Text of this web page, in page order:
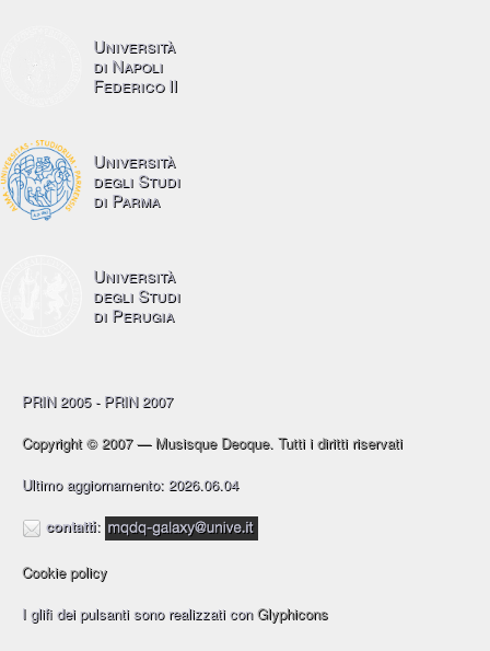
Università
di Napoli
Federico II
Università
degli Studi
di Parma
Università
degli Studi
di Perugia
PRIN 2005 - PRIN 2007
Copyright © 2007 — Musisque Deoque. Tutti i diritti riservati
Ultimo aggiornamento: 2026.06.04
contatti:
Cookie policy
I glifi dei pulsanti sono realizzati conGlyphicons